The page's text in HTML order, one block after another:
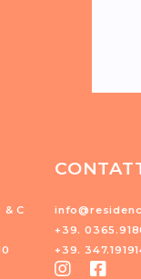
& C
+39.
+39.